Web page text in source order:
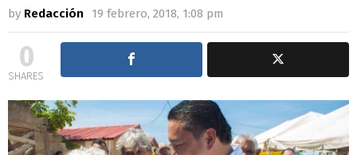
by Redacción 19 febrero, 2018, 1:08 pm
0
SHARES